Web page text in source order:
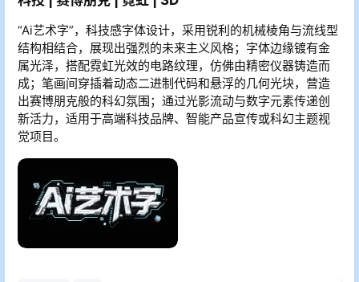
“Ai艺术字”，科技感字体设计，采用锐利的机械棱角与流线型
结构相结合，展现出强烈的未来主义风格；字体边缘镀有金
属光泽，搭配霓虹光效的电路纹理，仿佛由精密仪器铸造而
成；笔画间穿插着动态二进制代码和悬浮的几何光块，营造
出赛博朋克般的科幻氛围；通过光影流动与数字元素传递创
新活力，适用于高端科技品牌、智能产品宣传或科幻主题视
觉项目。